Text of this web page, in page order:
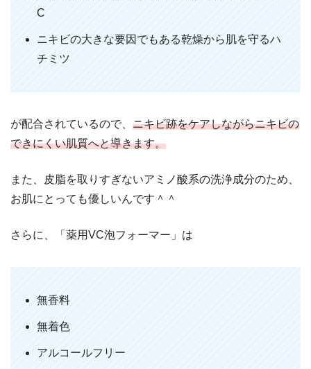
C
ニキビの大きな要因でもある乾燥から肌を守るハ
チミツ
が配合されているので、 ニキビ跡をケアしながらニキビの
できにくい肌質へと導きます。
また、皮脂を取りすぎないアミノ酸系の洗浄成分のため、
お肌にとっても優しいんです＾＾
さらに、「薬用VC泡フォーマー」は
無香料
無着色
アルコールフリー